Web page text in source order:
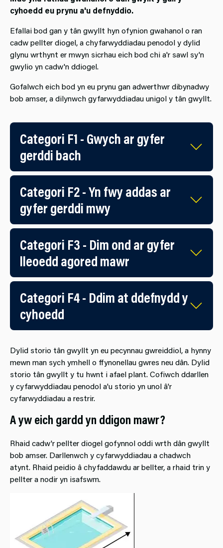
cyhoedd eu prynu a'u defnyddio.
Efallai bod gan y tân gwyllt hyn ofynion gwahanol o ran
cadw pellter diogel, a chyfarwyddiadau penodol y dylid
glynu wrthynt er mwyn sicrhau eich bod chi a'r sawl sy'n
gwylio yn cadw'n ddiogel.
Gofalwch eich bod yn eu prynu gan adwerthwr dibynadwy
bob amser, a dilynwch gyfarwyddiadau unigol y tân gwyllt.
Categori F1 - Gwych ar gyfer
gerddi bach
Categori F2 - Yn fwy addas ar
gyfer gerddi mwy
Categori F3 - Dim ond ar gyfer
lleoedd agored mawr
Categori F4 - Ddim at ddefnydd y
cyhoedd
Dylid storio tân gwyllt yn eu pecynnau gwreiddiol, a hynny
mewn man sych ymhell o ffynonellau gwres neu dân. Dylid
storio tân gwyllt y tu hwnt i afael plant. Cofiwch ddarllen
y cyfarwyddiadau penodol a'u storio yn unol â'r
cyfarwyddiadau a restrir.
A yw eich gardd yn ddigon mawr?
Rhaid cadw'r pellter diogel gofynnol oddi wrth dân gwyllt
bob amser. Darllenwch y cyfarwyddiadau a chadwch
atynt. Rhaid peidio â chyfaddawdu ar bellter, a rhaid trin y
pellter a nodir yn isafswm.